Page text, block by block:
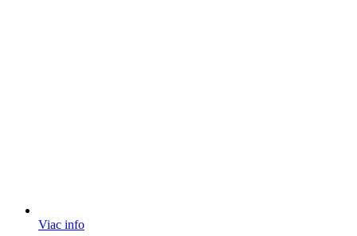
Viac info